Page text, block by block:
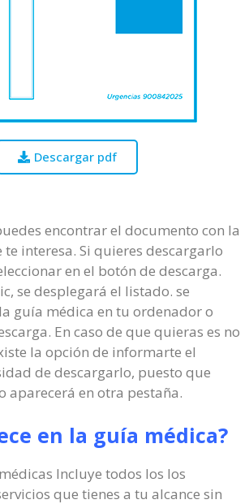
Descargar pdf
encontrar el documento con la
interesa. Si quieres descargarlo
en el botón de descarga.
se desplegará el listado. se
guía médica en tu ordenador o
En caso de que quieras es no
la opción de informarte el
de descargarlo, puesto que
aparecerá en otra pestaña.
en la guía médica?
Incluye todos los los
que tienes a tu alcance sin